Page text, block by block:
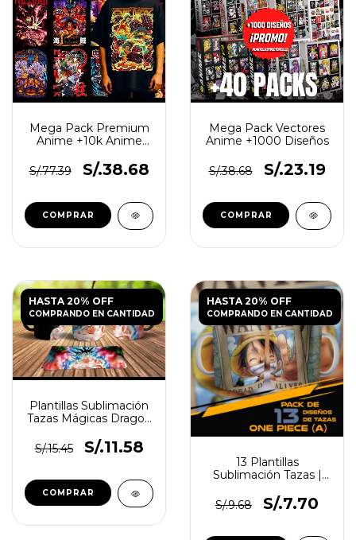
Mega Pack Premium
Anime +10k Anime
S/.77.39
S/.38.68
Mega Pack Vectores
Anime +1000 Diseños
S/.38.68 S/.23.19
HASTA 20% OFF
COMPRANDO EN CANTIDAD
Plantillas Sublimación
Tazas Mágicas Dragon
S/.15.45
S/.11.58
HASTA 20% OFF
COMPRANDO EN CANTIDAD
13 Plantillas
Sublimación Tazas |
S/.9.68
S/.7.70